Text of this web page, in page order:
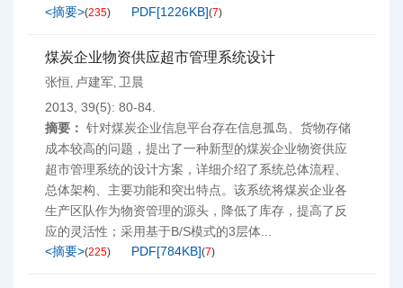
<摘要>(235) PDF[1226KB](7)
煤炭企业物资供应超市管理系统设计
张恒, 卢建军, 卫晨
2013, 39(5): 80-84.
摘要： 针对煤炭企业信息平台存在信息孤岛、货物存储
成本较高的问题，提出了一种新型的煤炭企业物资供应
超市管理系统的设计方案，详细介绍了系统总体流程、
总体架构、主要功能和突出特点。该系统将煤炭企业各
生产区队作为物资管理的源头，降低了库存，提高了反
应的灵活性；采用基于B/S模式的3层体...
<摘要>(225) PDF[784KB](7)